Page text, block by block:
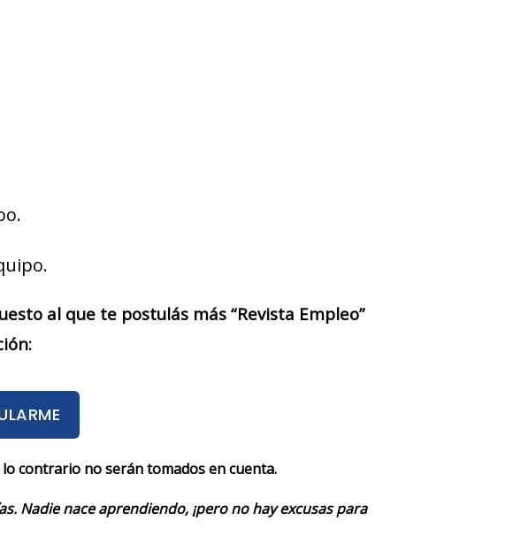
al que te postulás más “Revista Empleo”
lo contrario no serán tomados en cuenta.
Nadie nace aprendiendo, ¡pero no hay excusas para